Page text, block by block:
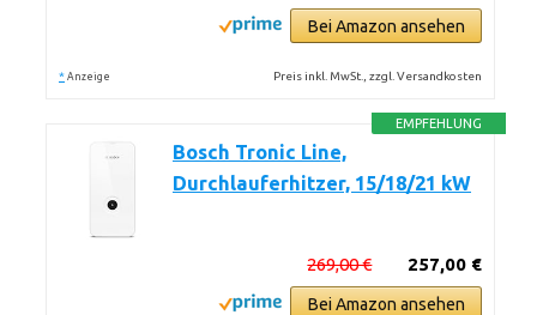
Bei Amazon ansehen
* Anzeige Preis inkl. MwSt., zzgl. Versandkosten
EMPFEHLUNG
Bosch Tronic Line,
Durchlauferhitzer, 15/18/21 kW
257,00 €
269,00 €
Bei Amazon ansehen